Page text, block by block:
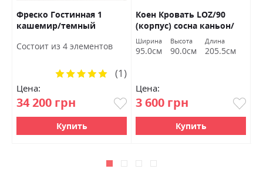
Фреско Гостинная 1
кашемир/темный
Состоит из 4 элементов
Цена:
34 200 грн
Рейтинг:
(1)
Купить
Коен Кровать LOZ/90
(корпус) сосна каньон/
дуб корабельный БРВ
Украина
Ширина
95.0см
Высота
90.0см
Длина
205.5см
Цена:
3 600 грн
Купить